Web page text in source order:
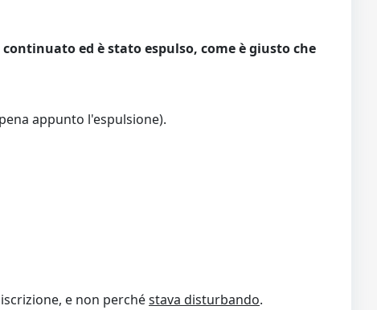
ed è stato espulso, come è giusto che
appunto l'espulsione).
e non perchéstava disturbando.